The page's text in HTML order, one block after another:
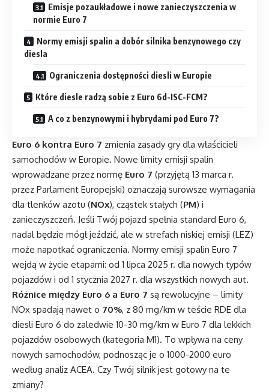
Emisje pozaukładowe i nowe zanieczyszczenia w
normie Euro 7
Normy emisji spalin a dobór silnika benzynowego czy
diesla
Ograniczenia dostępności diesli w Europie
Które diesle radzą sobie z Euro 6d-ISC-FCM?
A co z benzynowymi i hybrydami pod Euro 7?
Euro 6 kontra Euro 7 zmienia zasady gry dla właścicieli
samochodów w Europie. Nowe limity emisji spalin
wprowadzane przez normę Euro 7 (przyjętą 13 marca r.
przez Parlament Europejski) oznaczają surowsze wymagania
dla tlenków azotu (NOx), cząstek stałych (PM) i
zanieczyszczeń. Jeśli Twój pojazd spełnia standard Euro 6,
nadal będzie mógł jeździć, ale w strefach niskiej emisji (LEZ)
może napotkać ograniczenia. Normy emisji spalin Euro 7
wejdą w życie etapami: od 1 lipca 2025 r. dla nowych typów
pojazdów i od 1 stycznia 2027 r. dla wszystkich nowych aut.
Różnice między Euro 6 a Euro 7 są rewolucyjne – limity
NOx spadają nawet o 70%, z 80 mg/km w teście RDE dla
diesli Euro 6 do zaledwie 10-30 mg/km w Euro 7 dla lekkich
pojazdów osobowych (kategoria M1). To wpływa na ceny
nowych samochodów, podnosząc je o 1000-2000 euro
według analiz ACEA. Czy Twój silnik jest gotowy na te
zmiany?